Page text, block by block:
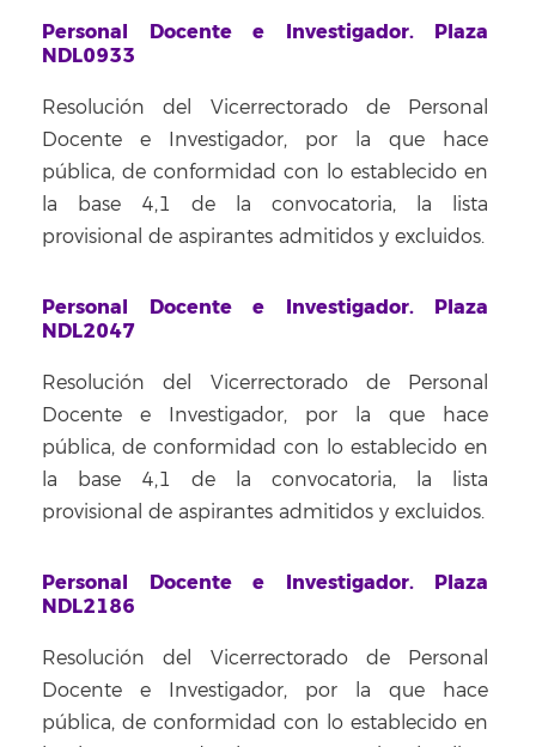
Personal Docente e Investigador. Plaza
NDL0933
Resolución del Vicerrectorado de Personal
Docente e Investigador, por la que hace
pública, de conformidad con lo establecido en
la base 4,1 de la convocatoria, la lista
provisional de aspirantes admitidos y excluidos.
Personal Docente e Investigador. Plaza
NDL2047
Resolución del Vicerrectorado de Personal
Docente e Investigador, por la que hace
pública, de conformidad con lo establecido en
la base 4,1 de la convocatoria, la lista
provisional de aspirantes admitidos y excluidos.
Personal Docente e Investigador. Plaza
NDL2186
Resolución del Vicerrectorado de Personal
Docente e Investigador, por la que hace
pública, de conformidad con lo establecido en